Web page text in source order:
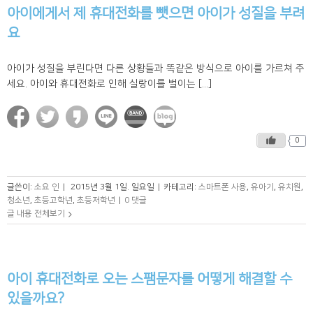
아이에게서 제 휴대전화를 뺏으면 아이가 성질을 부려
요
아이가 성질을 부린다면 다른 상황들과 똑같은 방식으로 아이를 가르쳐 주
세요. 아이와 휴대전화로 인해 실랑이를 벌이는 [...]
0
글쓴이: 소요 인 2015년 3월 1일. 일요일 카테고리: 스마트폰 사용, 유아기 , 유치원 ,
청소년, 초등고학년, 초등저학년
0 댓글
글 내용 전체보기
아이 휴대전화로 오는 스팸문자를 어떻게 해결할 수
있을까요?